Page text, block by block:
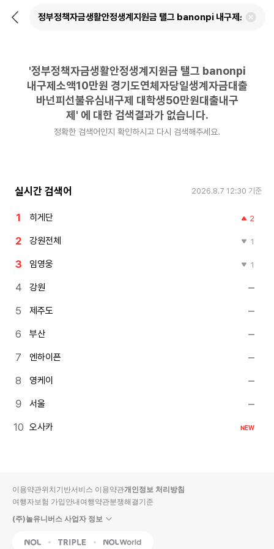
뒤
검
'정부정책자금생활안정생계지원금 탤그 banonpi
내구제소액10만원 경기도연체자당일생계자금대출
바넌피선불유심내구제 대학생50만원대출내구
제 ' 에 대한 검색결과가 없습니다.
정확한 검색어인지 확인하시고 다시 검색해주세요.
실시간 검색어 2026.8.7 12:30 기준
히게단 2
강원전체 1
임영웅 1
강원
제주도
부산
엔하이픈
영케이
서울
오사카 NEW
이용약관위치기반서비스 이용약관개인정보 처리방침
여행자보험 가입안내여행약관분쟁해결기준
(주)놀유니버스 사업자 정보
NOL Triple Interpark Global